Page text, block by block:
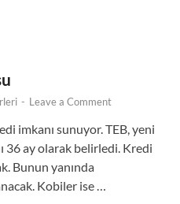
- Leave a Comment
imkanı sunuyor. TEB, yeni
36 ay olarak belirledi. Kredi
Bunun yanında
Kobiler ise …